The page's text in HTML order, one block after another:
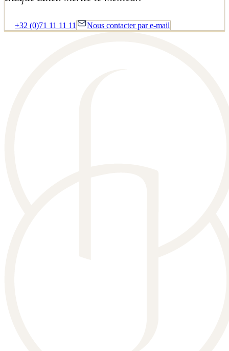
+32 (0)71 11 11 11 Nous contacter par e-mail